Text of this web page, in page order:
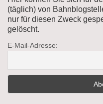
(täglich) von
nur für diesen Zweck
gelöscht.
E-Mail-Adresse: